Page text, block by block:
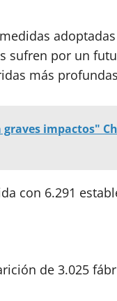
sufren por un
más
impactos"
con 6.291
de 3.025